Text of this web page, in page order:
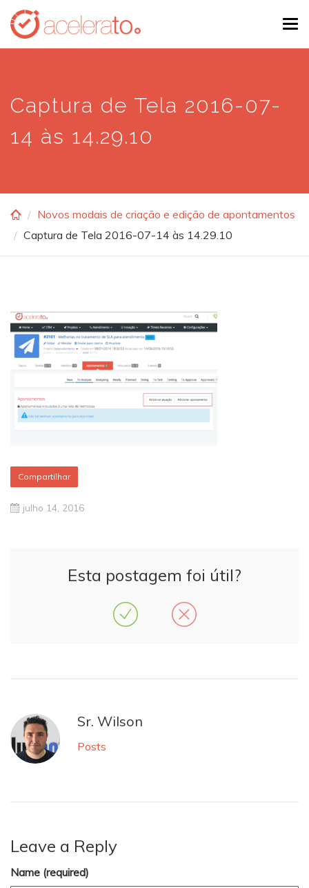
Skip
main
Captura de Tela 2016-07-
14 às 14.29.10
Novos modais de criação e edição de apontamentos
Captura de Tela 2016-07-14 às 14.29.10
Compartilhar
julho 14, 2016
Esta postagem foi útil?
Sr. Wilson
Posts
Leave a Reply
Name (required)